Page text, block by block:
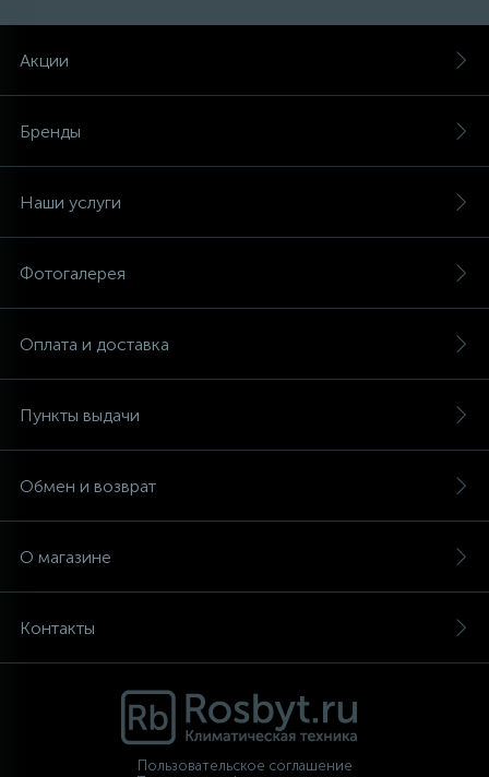
Акции
Бренды
Наши услуги
Фотогалерея
Оплата и доставка
Пункты выдачи
Обмен и возврат
О магазине
Контакты
Пользовательское соглашение